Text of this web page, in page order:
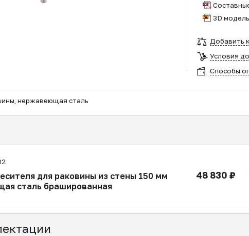
3D модель
Добавить
Условия
Способы
нержавеющая сталь
для раковины из стены 150 мм
сталь брашированная
48 830 ₽